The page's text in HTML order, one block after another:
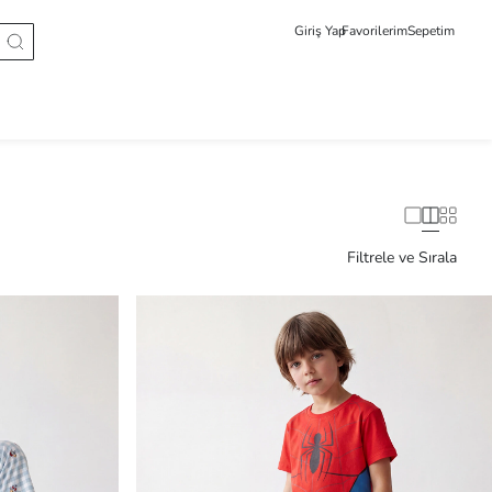
Giriş YapFavorilerimSepetim
Filtrele ve Sırala